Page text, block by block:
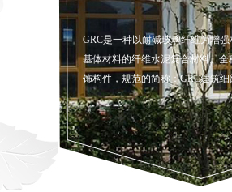
GRC是一种以耐碱玻璃纤维为增
基体材料的纤维水泥复合材料。全
饰构件，规范的简称：GRC建筑细